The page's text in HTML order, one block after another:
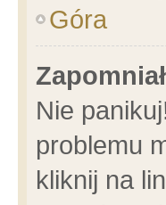
Góra
Nie
problemu
kliknij na